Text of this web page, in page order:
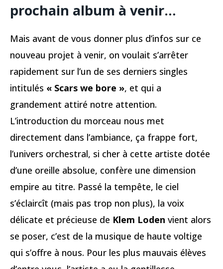
prochain album à venir…
Mais avant de vous donner plus d’infos sur ce
nouveau projet à venir, on voulait s’arrêter
rapidement sur l’un de ses derniers singles
intitulés « Scars we bore », et qui a
grandement attiré notre attention.
L’introduction du morceau nous met
directement dans l’ambiance, ça frappe fort,
l’univers orchestral, si cher à cette artiste dotée
d’une oreille absolue, confère une dimension
empire au titre. Passé la tempête, le ciel
s’éclaircît (mais pas trop non plus), la voix
délicate et précieuse de Klem Loden vient alors
se poser, c’est de la musique de haute voltige
qui s’offre à nous. Pour les plus mauvais élèves